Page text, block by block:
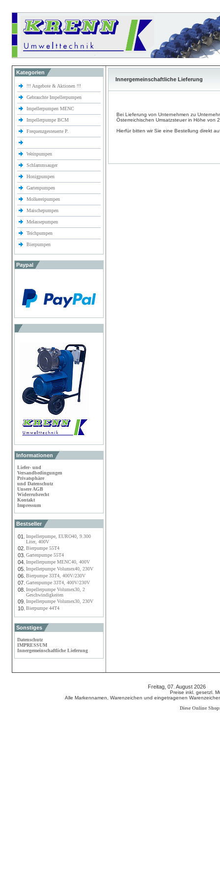
Kategorien
!!! Angebote & Aktionen !!!
Gebrauchte Impellerpumpen
Impellerpumpen MENC
Impellerpumpe BCM
Frequenzgesteuerte P.
Weinpumpen
Schlammsauger
Honigpumpen
Gartenpumpen
Molkereipumpen
Maischepumpen
Melassepumpen
Teichpumpen
Bierpumpen
Paypal
Informationen
Liefer- und
Versandbedingungen
Privatsphäre
und Datenschutz
Unsere AGB
Widerrufsrecht
Kontakt
Impressum
Bestseller
01.
Impellerpumpe, EURO40, 9.300
Liter, 400V
02. Bierpumpe 55T4
03. Gartenpumpe 55T4
04. Impellerpumpe MENC40, 400V
05. Impellerpumpe Volumex40, 230V
06. Bierpumpe 33T4, 400V/230V
07. Gartenpumpe 33T4, 400V/230V
08. Impellerpumpe Volumex30, 2
Geschwindigkeiten
09. Impellerpumpe Volumex30, 230V
10. Bierpumpe 44T4
Sonstiges
Datenschutz
IMPRESSUM
Innergemeinschaftliche Lieferung
Innergemeinschaftliche Lieferung
Bei Lieferung von Unternehmen zu
Österreichischen Umsatzsteuer in Höhe von
Hierfür bitten wir Sie eine Bestellung direkt
Freitag, 07. August 2026
Preise inkl. gesetzl.
Alle Markennamen, Warenzeichen und eingetragenen
Diese Online